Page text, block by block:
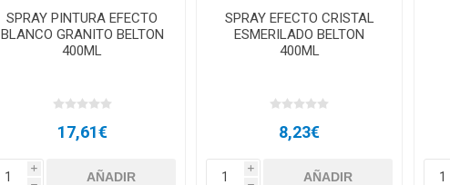
SPRAY PINTURA EFECTO
BLANCO GRANITO BELTON
400ML
17,61€
i
SPRAY EFECTO CRISTAL
ESMERILADO BELTON
400ML
8,23€
i